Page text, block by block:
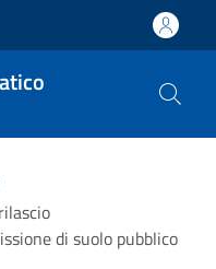
di suolo pubblico